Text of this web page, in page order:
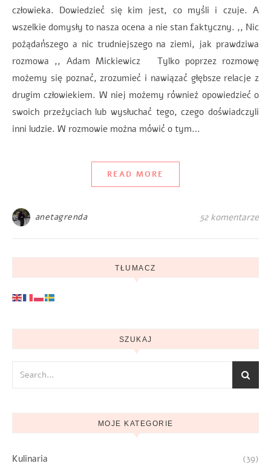
człowieka. Dowiedzieć się kim jest, co myśli i czuje. A
wszelkie domysły to nasza ocena a nie stan faktyczny. ,, Nic
pożądańszego a nic trudniejszego na ziemi, jak prawdziwa
rozmowa ,, Adam Mickiewicz Tylko poprzez rozmowę
możemy się poznać, zrozumieć i nawiązać głębsze relacje z
drugim człowiekiem. W niej możemy również opowiedzieć o
swoich przeżyciach lub wysłuchać tego, czego doświadczyli
inni ludzie. W rozmowie można mówić o tym…
READ MORE
anetagrenda 52 komentarze
TŁUMACZ
SZUKAJ
MOJE KATEGORIE
Kulinaria (39)